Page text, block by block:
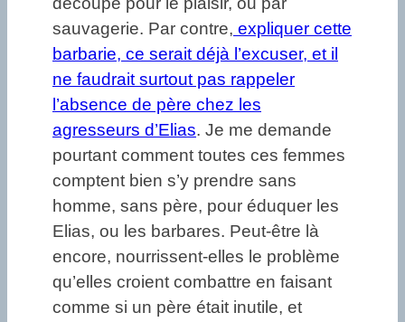
sauvagerie. Par contre, expliquer cette
barbarie, ce serait déjà l’excuser, et il
ne faudrait surtout pas rappeler
l’absence de père chez les
agresseurs d’Elias. Je me demande
pourtant comment toutes ces femmes
comptent bien s’y prendre sans
homme, sans père, pour éduquer les
Elias, ou les barbares. Peut-être là
encore, nourrissent-elles le problème
qu’elles croient combattre en faisant
comme si un père était inutile, et